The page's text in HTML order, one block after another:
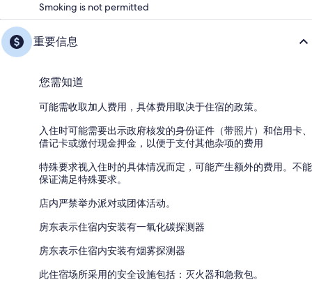
Smoking is not permitted
重要信息
您需知道
可能需收取加人费用，具体费用取决于住宿的政策。
入住时可能需要出示政府核发的身份证件（带照片）和信用卡、
借记卡或缴付现金押金，以便于支付其他杂项的费用
特殊要求视入住时的具体情况而定，可能产生额外的费用。不能
保证满足特殊要求。
店内严禁举办派对或团体活动。
房东表示住宿内安装有一氧化碳探测器
房东表示住宿内安装有烟雾探测器
此住宿场所采用的安全设施包括：灭火器和急救包。